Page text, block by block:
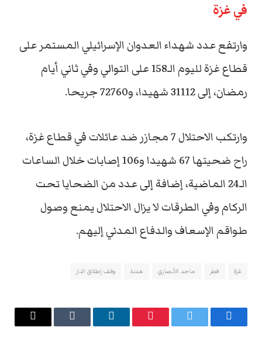
في غزة
وارتفع عدد شهداء العدوان الإسرائيلي المستمر على
قطاع غزة لليوم الـ158 على التوالي وفي ثاني أيام
رمضان، إلى 31112 شهيدا، و72760 جريحا.
وارتكب الاحتلال 7 مجازر ضد عائلات في قطاع غزة،
راح ضحيتها 67 شهيدا و106 إصابات خلال الساعات
الـ24 الماضية، إضافة إلى عدد من الضحايا تحت
الركام وفي الطرقات لا يزال الاحتلال يمنع وصول
طواقم الإسعاف والدفاع المدني إليهم.
غزة قطر ماجد الأنصاري هدنة وقف إطلاق النار
فيسبوك تويتر بينتيريستلينكدإن Tumblr
البريد